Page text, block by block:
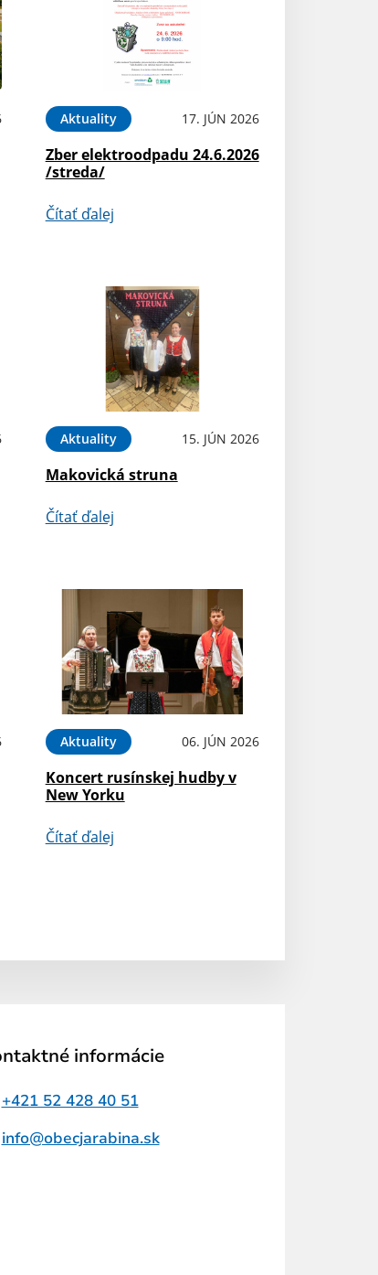
Aktuality 17. JÚN 2026
Zber elektroodpadu 24.6.2026
/streda/
Čítať ďalej
Aktuality 15. JÚN 2026
Makovická struna
Čítať ďalej
Aktuality 06. JÚN 2026
Koncert rusínskej hudby v
New Yorku
Čítať ďalej
informácie
+421 52 428 40 51
info@obecjarabina.sk